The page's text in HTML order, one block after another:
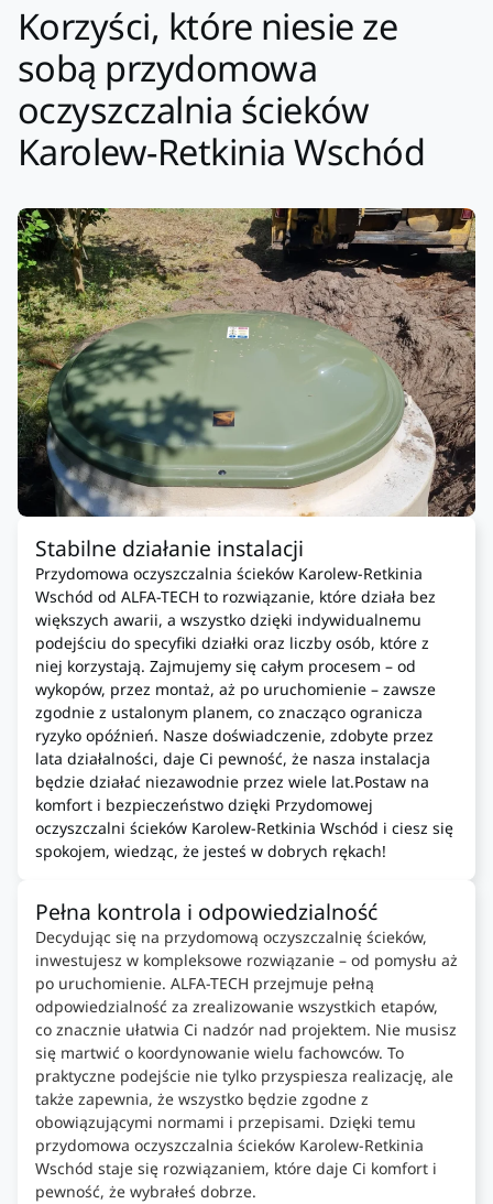
Korzyści, które niesie ze
sobą przydomowa
oczyszczalnia ścieków
Karolew-Retkinia Wschód
Stabilne działanie instalacji
Przydomowa oczyszczalnia ścieków Karolew-Retkinia
Wschód od ALFA-TECH to rozwiązanie, które działa bez
większych awarii, a wszystko dzięki indywidualnemu
podejściu do specyfiki działki oraz liczby osób, które z
niej korzystają. Zajmujemy się całym procesem – od
wykopów, przez montaż, aż po uruchomienie – zawsze
zgodnie z ustalonym planem, co znacząco ogranicza
ryzyko opóźnień. Nasze doświadczenie, zdobyte przez
lata działalności, daje Ci pewność, że nasza instalacja
będzie działać niezawodnie przez wiele lat.Postaw na
komfort i bezpieczeństwo dzięki Przydomowej
oczyszczalni ścieków Karolew-Retkinia Wschód i ciesz się
spokojem, wiedząc, że jesteś w dobrych rękach!
Pełna kontrola i odpowiedzialność
Decydując się na przydomową oczyszczalnię ścieków,
inwestujesz w kompleksowe rozwiązanie – od pomysłu aż
po uruchomienie. ALFA-TECH przejmuje pełną
odpowiedzialność za zrealizowanie wszystkich etapów,
co znacznie ułatwia Ci nadzór nad projektem. Nie musisz
się martwić o koordynowanie wielu fachowców. To
praktyczne podejście nie tylko przyspiesza realizację, ale
także zapewnia, że wszystko będzie zgodne z
obowiązującymi normami i przepisami. Dzięki temu
przydomowa oczyszczalnia ścieków Karolew-Retkinia
Wschód staje się rozwiązaniem, które daje Ci komfort i
pewność, że wybrałeś dobrze.